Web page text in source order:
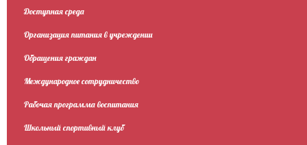
Доступная среда
Организация питания в учреждении
Обращения граждан
Международное сотрудничество
Рабочая программа воспитания
Школьный спортивный клуб